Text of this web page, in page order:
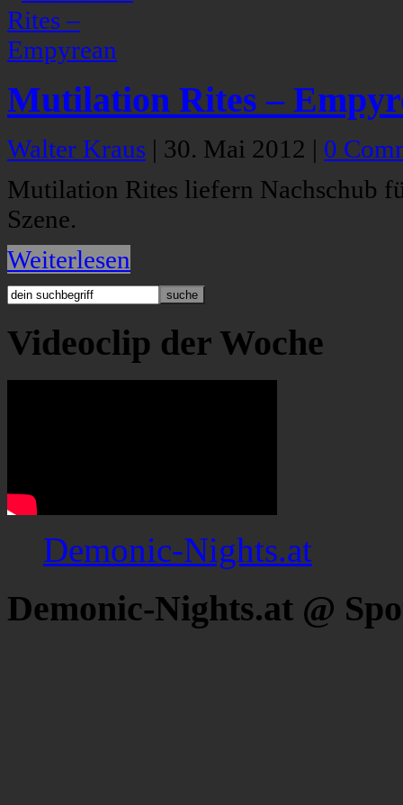
Mutilation Rites –
Walter Kraus | 30. Mai 2012 | 0
Mutilation Rites liefern Nachschub
Szene.
Weiterlesen
Videoclip der Woche
Demonic-Nights.at
Demonic-Nights.at @